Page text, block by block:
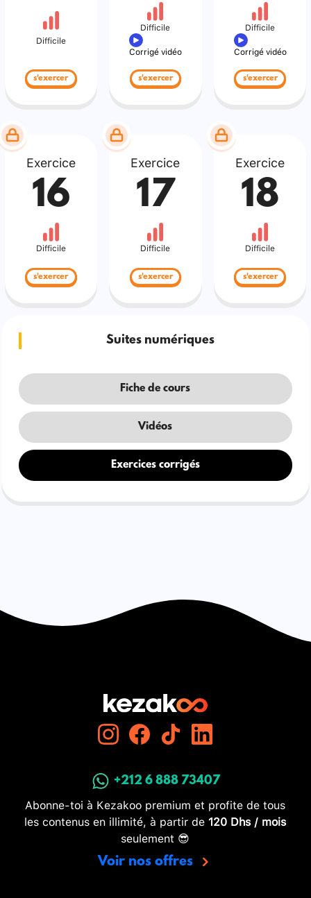
Difficile
s'exercer
Difficile
Corrigé vidéo
s'exercer
Difficile
Corrigé vidéo
s'exercer
Exercice
16
Difficile
s'exercer
Exercice
17
Difficile
s'exercer
Exercice
18
Difficile
s'exercer
Suites numériques
Fiche de cours
Vidéos
Exercices corrigés
+212 6 888 73407
Abonne-toi à Kezakoo premium et profite de tous
les contenus en illimité, à partir de 120 Dhs / mois
seulement 😎
Voir nos offres